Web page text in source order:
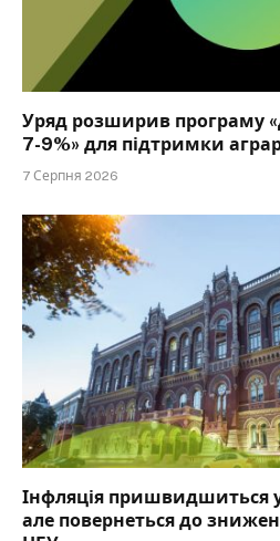
Уряд розширив програму
7-9%» для підтримки
7 Серпня 2026
Інфляція пришвидшиться у
але повернеться до